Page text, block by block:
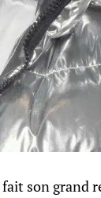
fait son grand